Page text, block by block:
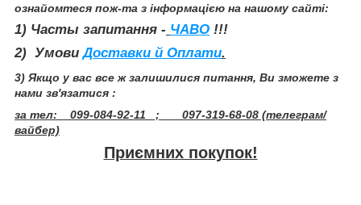
ознайомтеся пож-та з інформацією на нашому сайті:
1) Часты запитання - ЧАВО !!!
2) УмовиДоставки й Оплати.
3) Якщо у вас все ж залишилися питання, Ви зможете з
нами зв'язатися :
за тел: 099-084-92-11 ; 097-319-68-08 (телеграм/
вайбер)
Приємних покупок!